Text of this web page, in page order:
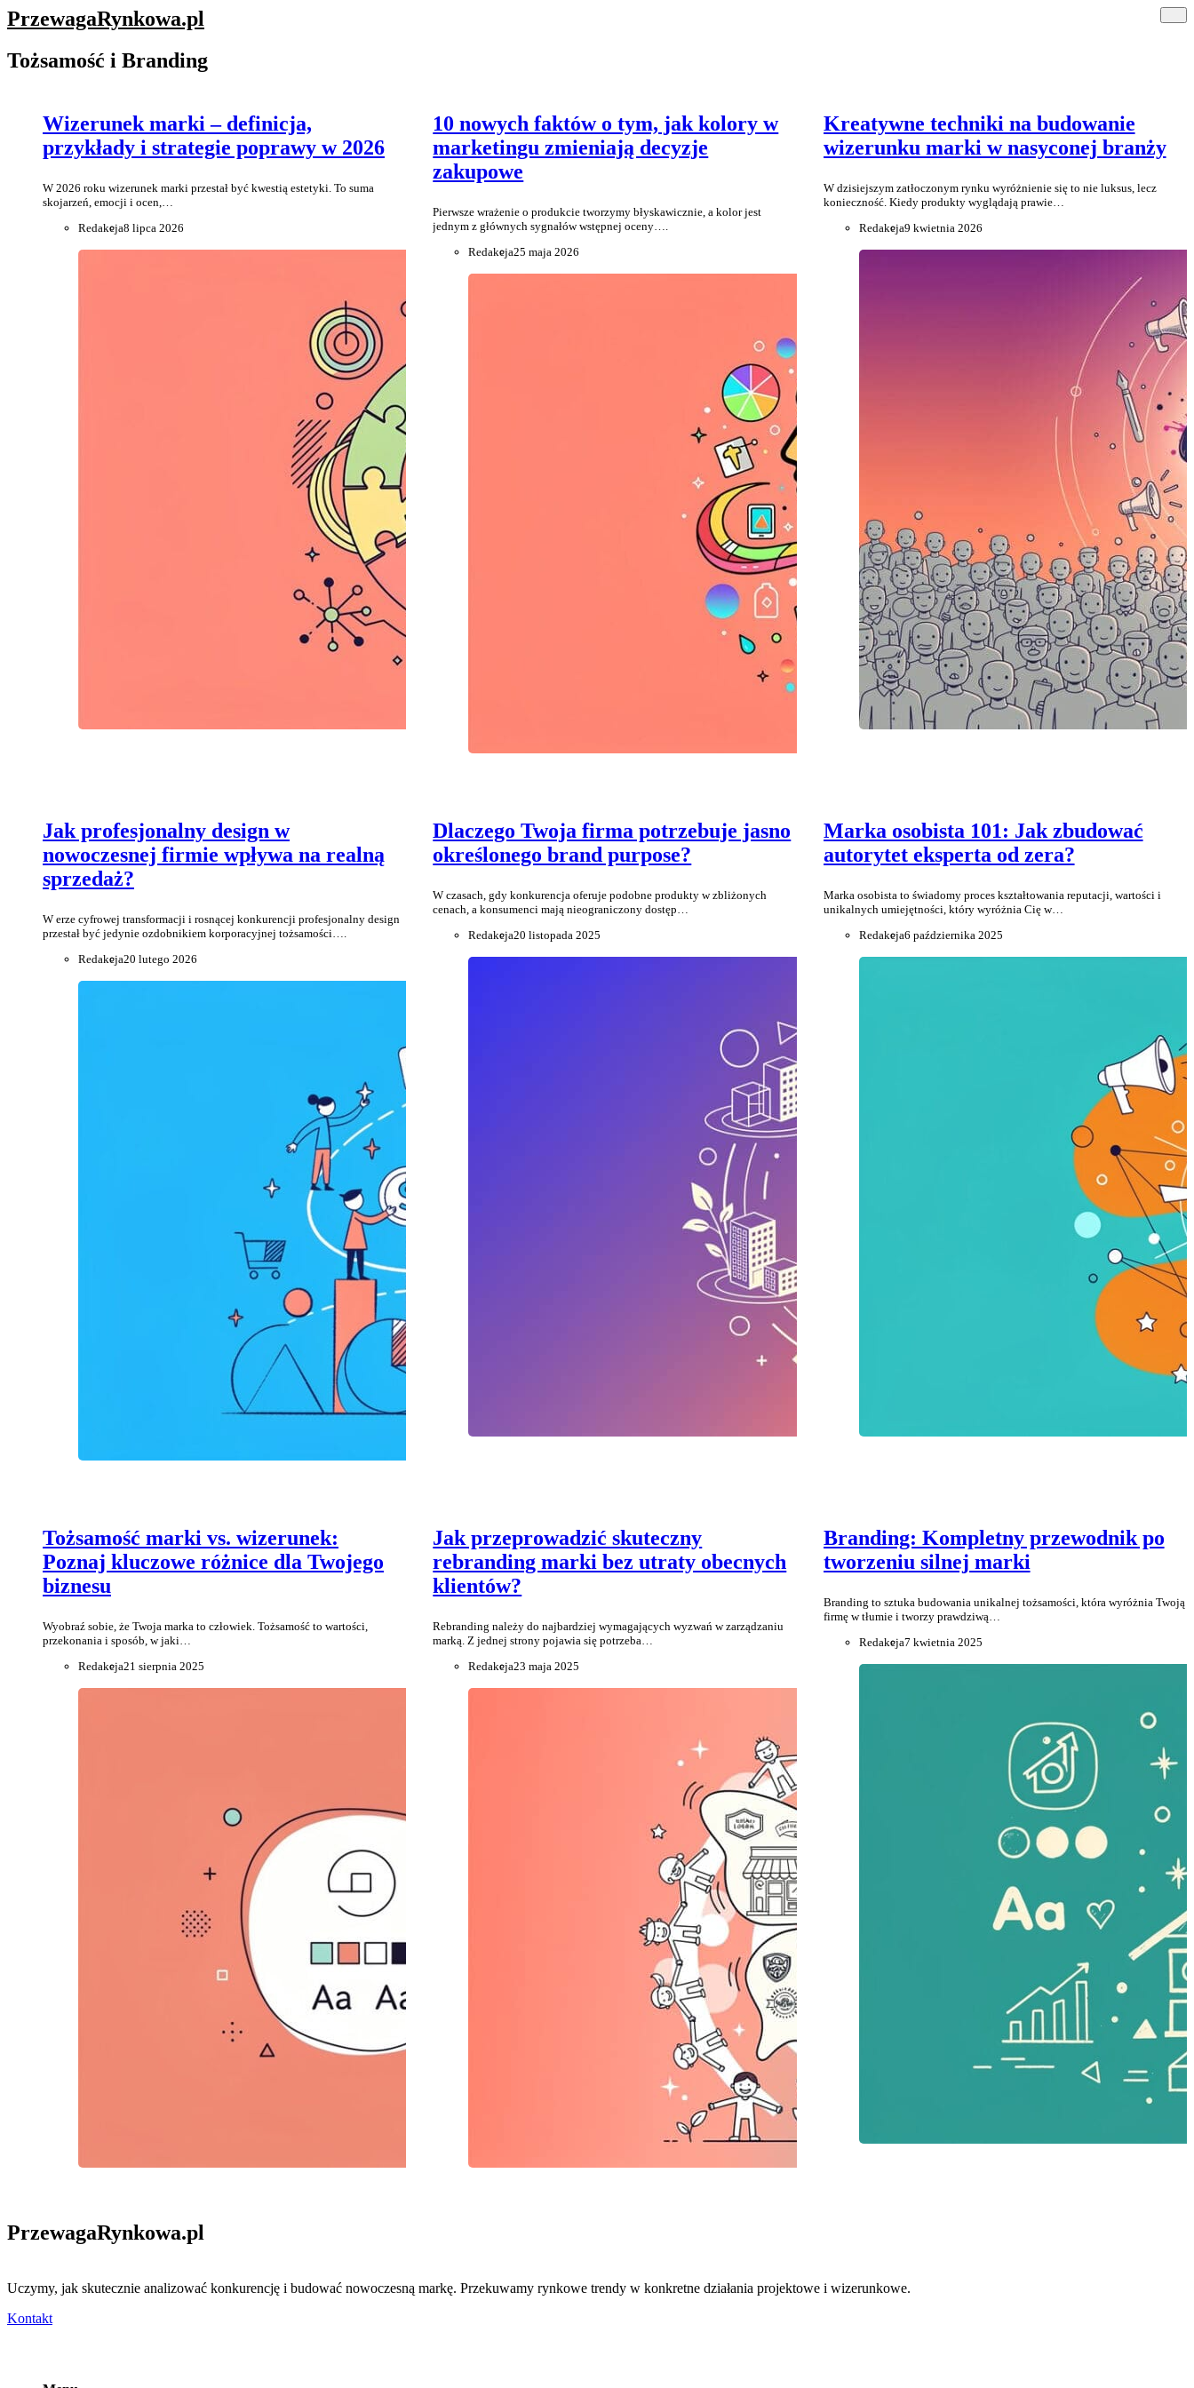
PrzewagaRynkowa.pl
Tożsamość i Branding
Wizerunek marki – definicja,
przykłady i strategie poprawy w 2026
W 2026 roku wizerunek marki przestał być kwestią estetyki. To suma
skojarzeń, emocji i ocen,…
Redakcja8 lipca 2026
10 nowych faktów o tym, jak kolory w
marketingu zmieniają decyzje
zakupowe
Pierwsze wrażenie o produkcie tworzymy błyskawicznie, a kolor jest
jednym z głównych sygnałów wstępnej oceny….
Redakcja25 maja 2026
Kreatywne techniki na budowanie
wizerunku marki w nasyconej branży
W dzisiejszym zatłoczonym rynku wyróżnienie się to nie luksus, lecz
konieczność. Kiedy produkty wyglądają prawie…
Redakcja9 kwietnia 2026
Jak profesjonalny design w
nowoczesnej firmie wpływa na realną
sprzedaż?
W erze cyfrowej transformacji i rosnącej konkurencji profesjonalny design
przestał być jedynie ozdobnikiem korporacyjnej tożsamości….
Redakcja20 lutego 2026
Dlaczego Twoja firma potrzebuje jasno
określonego brand purpose?
W czasach, gdy konkurencja oferuje podobne produkty w zbliżonych
cenach, a konsumenci mają nieograniczony dostęp…
Redakcja20 listopada 2025
Marka osobista 101: Jak zbudować
autorytet eksperta od zera?
Marka osobista to świadomy proces kształtowania reputacji, wartości i
unikalnych umiejętności, który wyróżnia Cię w…
Redakcja6 października 2025
Tożsamość marki vs. wizerunek:
Poznaj kluczowe różnice dla Twojego
biznesu
Wyobraź sobie, że Twoja marka to człowiek. Tożsamość to wartości,
przekonania i sposób, w jaki…
Redakcja21 sierpnia 2025
Jak przeprowadzić skuteczny
rebranding marki bez utraty obecnych
klientów?
Rebranding należy do najbardziej wymagających wyzwań w zarządzaniu
marką. Z jednej strony pojawia się potrzeba…
Redakcja23 maja 2025
Branding: Kompletny przewodnik po
tworzeniu silnej marki
Branding to sztuka budowania unikalnej tożsamości, która wyróżnia Twoją
firmę w tłumie i tworzy prawdziwą…
Redakcja7 kwietnia 2025
PrzewagaRynkowa.pl
Uczymy, jak skutecznie analizować konkurencję i budować nowoczesną markę. Przekuwamy rynkowe trendy w konkretne działania projektowe i wizerunkowe.
Kontakt